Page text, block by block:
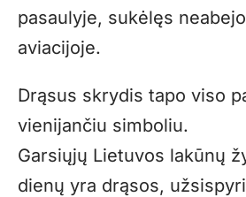
pasaulyje, sukėlęs
aviacijoje.
Drąsus skrydis tapo viso
vienijančiu simboliu.
Garsiųjų Lietuvos lakūnų
dienų yra drąsos,